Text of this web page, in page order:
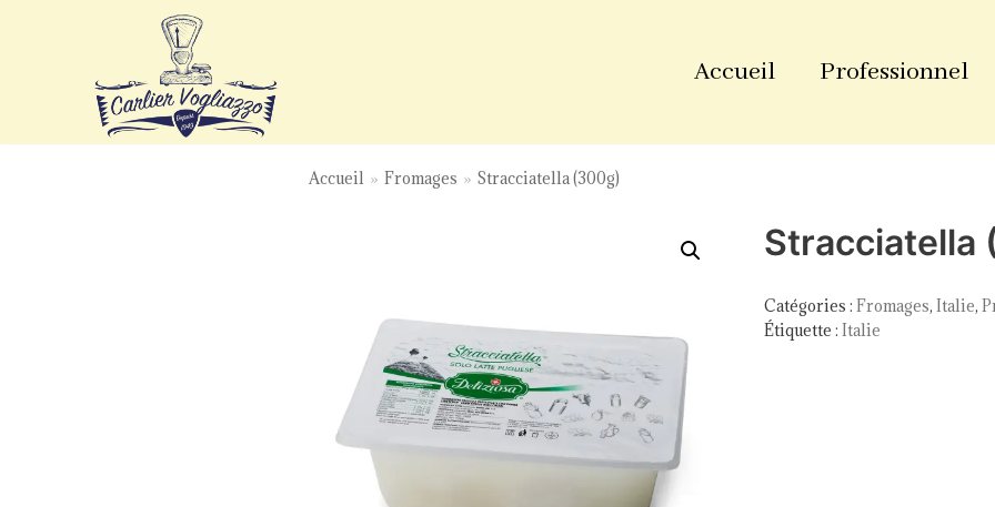
Accueil Professionnel
Accueil » Fromages » Stracciatella (300g)
Stracciatella
Catégories : Fromages, Italie,
Étiquette : Italie